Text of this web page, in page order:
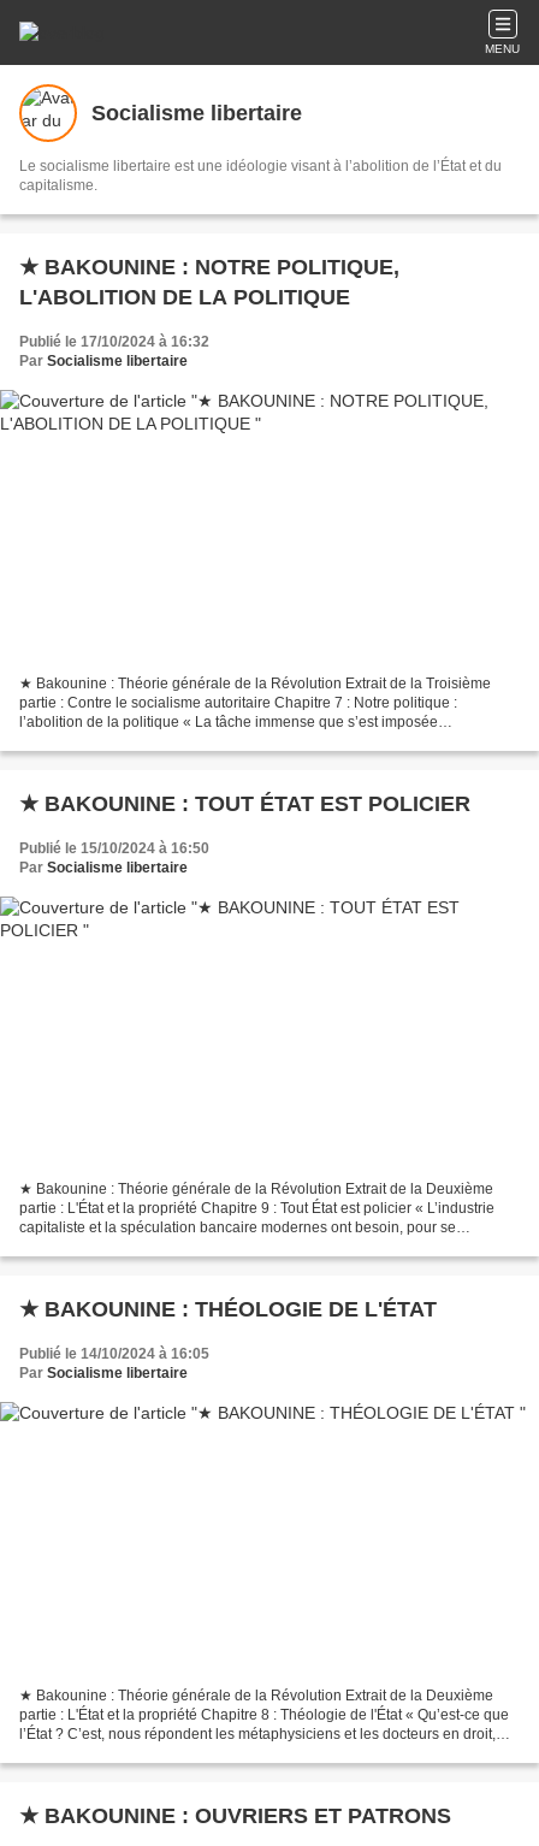
MENU
Socialisme libertaire
Le socialisme libertaire est une idéologie visant à l’abolition de l’État et du
capitalisme.
★ BAKOUNINE : NOTRE POLITIQUE,
L'ABOLITION DE LA POLITIQUE
Publié le 17/10/2024 à 16:32
Par Socialisme libertaire
★ Bakounine : Théorie générale de la Révolution Extrait de la Troisième
partie : Contre le socialisme autoritaire Chapitre 7 : Notre politique :
l’abolition de la politique « La tâche immense que s’est imposée
★ BAKOUNINE : TOUT ÉTAT EST POLICIER
Publié le 15/10/2024 à 16:50
Par Socialisme libertaire
★ Bakounine : Théorie générale de la Révolution Extrait de la Deuxième
partie : L'État et la propriété Chapitre 9 : Tout État est policier « L’industrie
capitaliste et la spéculation bancaire modernes ont besoin, pour se
★ BAKOUNINE : THÉOLOGIE DE L'ÉTAT
Publié le 14/10/2024 à 16:05
Par Socialisme libertaire
★ Bakounine : Théorie générale de la Révolution Extrait de la Deuxième
partie : L'État et la propriété Chapitre 8 : Théologie de l'État « Qu’est-ce que
l’État ? C’est, nous répondent les métaphysiciens et les docteurs en droit,
★ BAKOUNINE : OUVRIERS ET PATRONS